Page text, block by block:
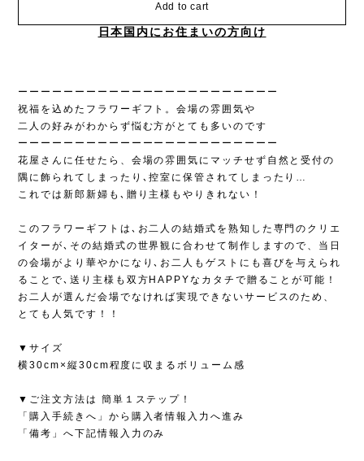
Add to cart
日本国内にお住まいの方向け
ーーーーーーーーーーーーーーーーーーーーーーー
祝福を込めたフラワーギフト。会場の雰囲気や
二人の好みがわからず悩む方がとても多いのです
ーーーーーーーーーーーーーーーーーーーーーーー
花屋さんに任せたら、会場の雰囲気にマッチせず自然と受付の
隅に飾られてしまったり､控室に保管されてしまったり…
これでは新郎新婦も､贈り主様もやりきれない！
このフラワーギフトは､お二人の結婚式を熟知した専門のクリエ
イターが､その結婚式の世界観に合わせて制作しますので、当日
の会場がより華やかになり､お二人もゲストにも喜びを与えられ
ることで､送り主様も双方HAPPYなカタチで贈ることが可能！
お二人が選んだ会場でなければ実現できないサービスのため、
とても人気です！！
▼サイズ
横30cm×縦30cm程度に収まるボリューム感
▼ご注文方法は 簡単１ステップ！
「購入手続きへ」から購入者情報入力へ進み
「備考」へ下記情報入力のみ